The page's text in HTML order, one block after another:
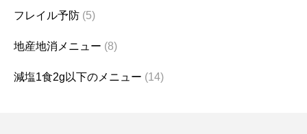
フレイル予防 (5)
地産地消メニュー (8)
減塩1食2g以下のメニュー (14)